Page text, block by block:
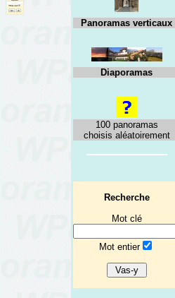
Panoramas verticaux
Diaporamas
100 panoramas
choisis aléatoirement
Recherche
Mot clé
Mot entier